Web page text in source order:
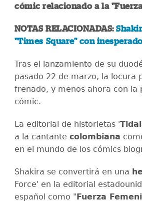
cómic relacionado a la
NOTAS RELACIONADAS:
"Times Square" con
Tras el lanzamiento de su
pasado 22 de marzo, la locura
frenado, y menos ahora con la
cómic.
La editorial de historietas '
a la cantante colombiana
en el mundo de los cómics
Shakira se convertirá en una
Force' en la editorial
español como "Fuerza